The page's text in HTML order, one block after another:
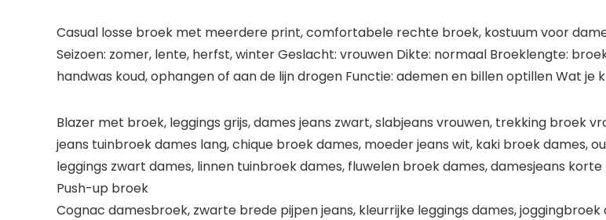
Casual losse broek met meerdere print, comfortabele rechte broek, kostuum voor
Seizoen: zomer, lente, herfst, winter Geslacht: vrouwen Dikte: normaal Broeklengte:
handwas koud, ophangen of aan de lijn drogen Functie: ademen en billen optillen Wat je
Blazer met broek, leggings grijs, dames jeans zwart, slabjeans vrouwen, trekking broek
jeans tuinbroek dames lang, chique broek dames, moeder jeans wit, kaki broek dames,
leggings zwart dames, linnen tuinbroek dames, fluwelen broek dames, damesjeans
Push-up broek
Cognac damesbroek, zwarte brede pijpen jeans, kleurrijke leggings dames,